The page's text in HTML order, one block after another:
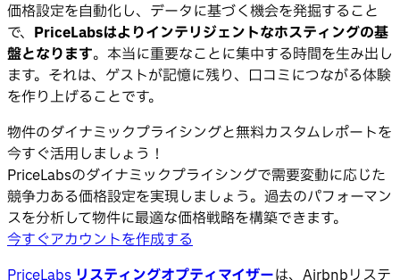
価格設定を自動化し、データに基づく機会を発掘すること
で、 PriceLabsはよりインテリジェントなホスティングの基
盤となります。本当に重要なことに集中する時間を生み出し
ます。それは、ゲストが記憶に残り、口コミにつながる体験
を作り上げることです。
物件のダイナミックプライシングと無料カスタムレポートを
今すぐ活用しましょう！
PriceLabsのダイナミックプライシングで需要変動に応じた
競争力ある価格設定を実現しましょう。過去のパフォーマン
スを分析して物件に最適な価格戦略を構築できます。
今すぐアカウントを作成する